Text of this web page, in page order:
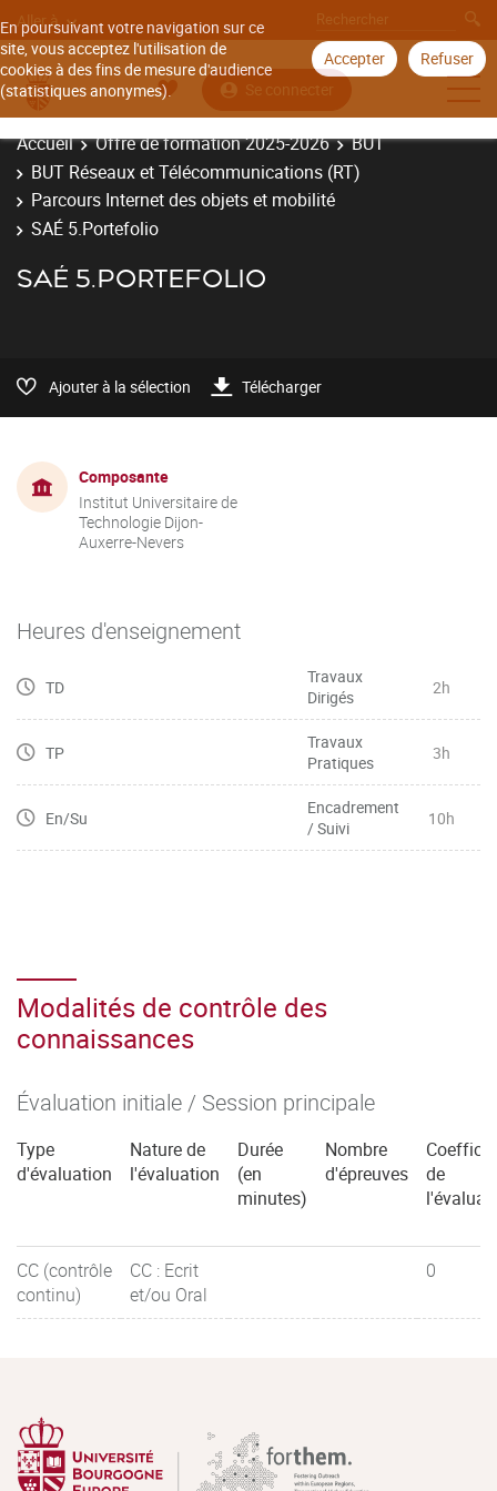
En poursuivant votre navigation sur ce
site, vous acceptez l'utilisation de
cookies à des fins de mesure d'audience
(statistiques anonymes).
Accepter Refuser
Aller à
Se connecter
Accueil Offre de formation 2025-2026
BUT
BUT Réseaux et Télécommunications (RT)
Parcours Internet des objets et mobilité
SAÉ 5.Portefolio
SAÉ 5.PORTEFOLIO
Ajouter à la sélection Télécharger
Composante
Institut Universitaire de
Technologie Dijon-
Auxerre-Nevers
Heures d'enseignement
TD
Travaux
Dirigés
2h
TP
Travaux
Pratiques
3h
En/Su
Encadrement
/ Suivi
10h
Modalités de contrôle des
connaissances
Évaluation initiale / Session principale
Type
d'évaluation
Nature de
l'évaluation
Durée
(en
minutes)
Nombre
d'épreuves
de
CC (contrôle
continu)
CC : Ecrit
et/ou Oral
0